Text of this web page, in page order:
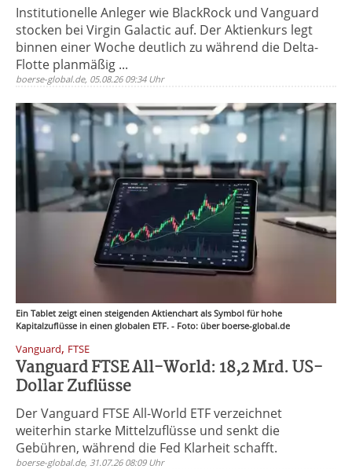
Institutionelle Anleger wie BlackRock und Vanguard
stocken bei Virgin Galactic auf. Der Aktienkurs legt
binnen einer Woche deutlich zu während die Delta-
Flotte planmäßig ...
boerse-global.de, 05.08.26 09:34 Uhr
Ein Tablet zeigt einen steigenden Aktienchart als Symbol für hohe
Kapitalzuflüsse in einen globalen ETF. - Foto: über boerse-global.de
Vanguard, FTSE
Vanguard FTSE All-World: 18,2 Mrd. US-
Dollar Zuflüsse
Der Vanguard FTSE All-World ETF verzeichnet
weiterhin starke Mittelzuflüsse und senkt die
Gebühren, während die Fed Klarheit schafft.
boerse-global.de, 31.07.26 08:09 Uhr